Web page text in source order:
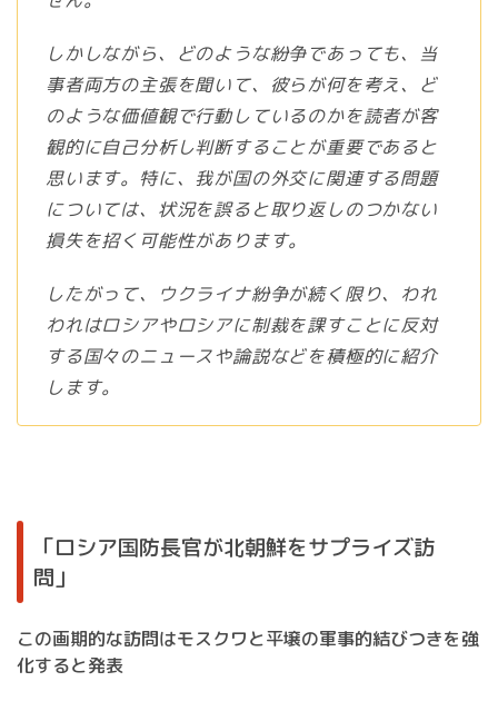
しかしながら、どのような紛争であっても、当
事者両方の主張を聞いて、彼らが何を考え、ど
のような価値観で行動しているのかを読者が客
観的に自己分析し判断することが重要であると
思います。特に、我が国の外交に関連する問題
については、状況を誤ると取り返しのつかない
損失を招く可能性があります。
したがって、ウクライナ紛争が続く限り、われ
われはロシアやロシアに制裁を課すことに反対
する国々のニュースや論説などを積極的に紹介
します。
「ロシア国防長官が北朝鮮をサプライズ訪
問」
この画期的な訪問はモスクワと平壌の軍事的結びつきを強
化すると発表